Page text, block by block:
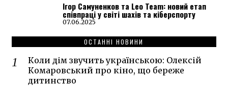
Ігор Самуненков та Leo Team: новий етап
співпраці у світі шахів та кіберспорту
07.06.2025
ОСТАННІ НОВИНИ
Коли дім звучить українською: Олексій
Комаровський про кіно, що береже
дитинство